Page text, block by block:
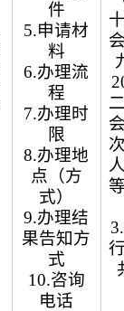
件
5.申请材
料
6.办理流
程
7.办理时
限
8.办理地
点（方
式）
9.办理结
果告知方
式
10.咨询
电话